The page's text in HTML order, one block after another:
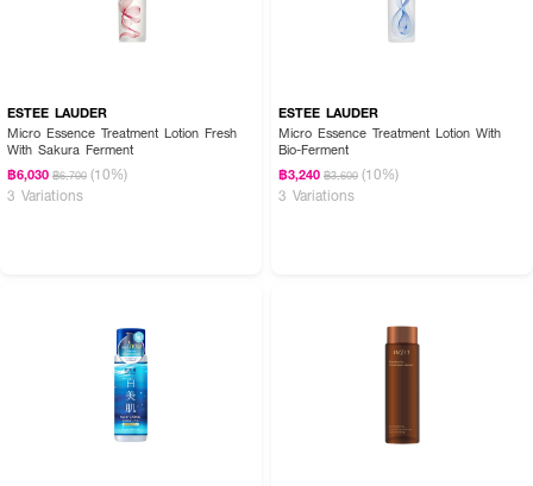
ESTEE LAUDER
Micro Essence Treatment Lotion Fresh
With Sakura Ferment
฿6,030 ฿6,700 (10%)
3 Variations
ESTEE LAUDER
Micro Essence Treatment Lotion With
Bio-Ferment
฿3,240 ฿3,600 (10%)
3 Variations